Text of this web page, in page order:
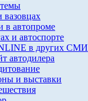
в автопроме
и автоспорте
в других СМИ
автодилера
и выставки